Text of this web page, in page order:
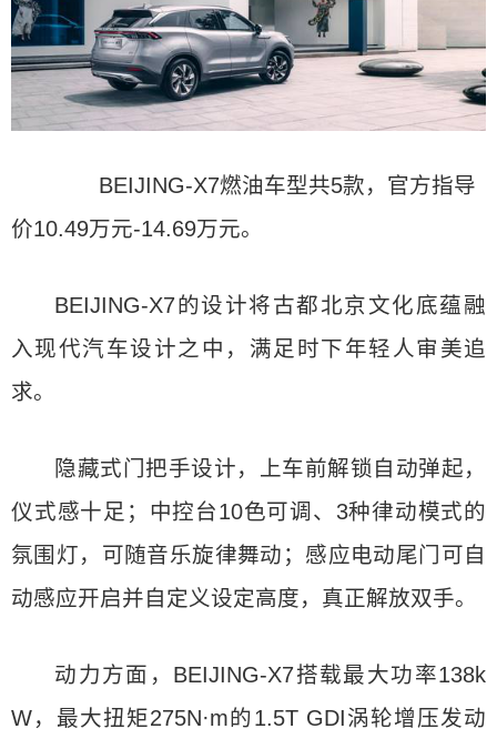
BEIJING-X7燃油车型共5款，官方指导
价10.49万元-14.69万元。
BEIJING-X7的设计将古都北京文化底蕴融
入现代汽车设计之中，满足时下年轻人审美追
求。
隐藏式门把手设计，上车前解锁自动弹起，
仪式感十足；中控台10色可调、3种律动模式的
氛围灯，可随音乐旋律舞动；感应电动尾门可自
动感应开启并自定义设定高度，真正解放双手。
动力方面，BEIJING-X7搭载最大功率138k
W，最大扭矩275N·m的1.5T GDI涡轮增压发动